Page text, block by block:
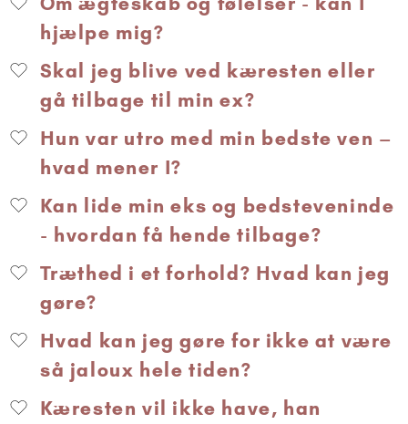
hjælpe mig?
Skal jeg blive ved kæresten eller
gå tilbage til min ex?
Hun var utro med min bedste ven –
hvad mener I?
Kan lide min eks og bedsteveninde
- hvordan få hende tilbage?
Træthed i et forhold? Hvad kan jeg
gøre?
Hvad kan jeg gøre for ikke at være
så jaloux hele tiden?
Kæresten vil ikke have, han